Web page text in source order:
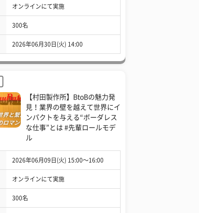
オンラインにて実施
300名
2026年06月30日(火) 14:00
【村田製作所】BtoBの魅力発
見！業界の壁を越えて世界にイ
ンパクトを与える“ボーダレス
な仕事”とは #先輩ロールモデ
ル
2026年06月09日(火) 15:00〜16:00
オンラインにて実施
300名